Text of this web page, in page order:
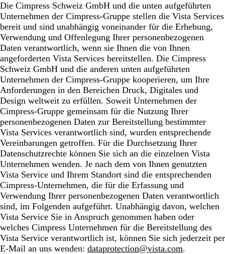
Die Cimpress Schweiz GmbH und die unten aufgeführten
Unternehmen der Cimpress-Gruppe stellen die Vista Services
bereit und sind unabhängig voneinander für die Erhebung,
Verwendung und Offenlegung Ihrer personenbezogenen
Daten verantwortlich, wenn sie Ihnen die von Ihnen
angeforderten Vista Services bereitstellen. Die Cimpress
Schweiz GmbH und die anderen unten aufgeführten
Unternehmen der Cimpress-Gruppe kooperieren, um Ihre
Anforderungen in den Bereichen Druck, Digitales und
Design weltweit zu erfüllen. Soweit Unternehmen der
Cimpress-Gruppe gemeinsam für die Nutzung Ihrer
personenbezogenen Daten zur Bereitstellung bestimmter
Vista Services verantwortlich sind, wurden entsprechende
Vereinbarungen getroffen. Für die Durchsetzung Ihrer
Datenschutzrechte können Sie sich an die einzelnen Vista
Unternehmen wenden. Je nach dem von Ihnen genutzten
Vista Service und Ihrem Standort sind die entsprechenden
Cimpress-Unternehmen, die für die Erfassung und
Verwendung Ihrer personenbezogenen Daten verantwortlich
sind, im Folgenden aufgeführt. Unabhängig davon, welchen
Vista Service Sie in Anspruch genommen haben oder
welches Cimpress Unternehmen für die Bereitstellung des
Vista Service verantwortlich ist, können Sie sich jederzeit per
E-Mail an uns wenden: dataprotection@vista.com.